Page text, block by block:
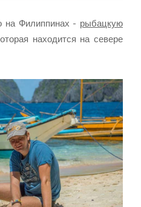
на Филиппинах - рыбацкую
находится на севере